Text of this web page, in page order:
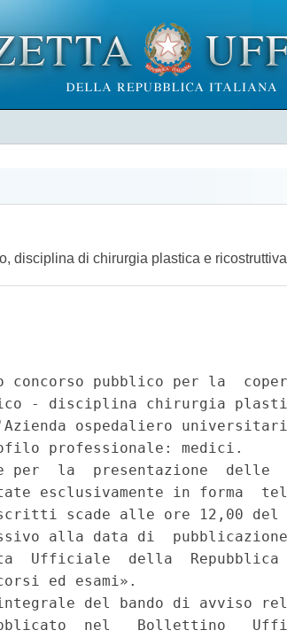
disciplina di chirurgia plastica e ricostruttiva